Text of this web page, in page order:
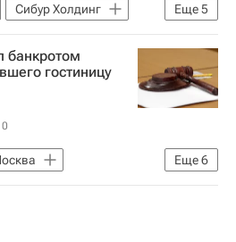
Еще5
Сибур Холдинг
Цены
банкротом
гостиницу
Еще6